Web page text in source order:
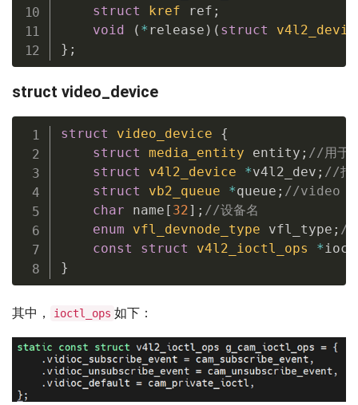
struct
kref ref ;
void
( * release ) ( struct
} ;
struct video_device
struct video_device
{
struct
media_entity entity ; //用于
struct
v4l2_device *v4l2_dev ; //指
struct
vb2_queue *queue ; //video
char name [ 32] ; //设备名
enum
vfl_devnode_type vfl_type ; //
const
struct v4l2_ioctl_ops *
}
其中， ioctl_ops 如下：